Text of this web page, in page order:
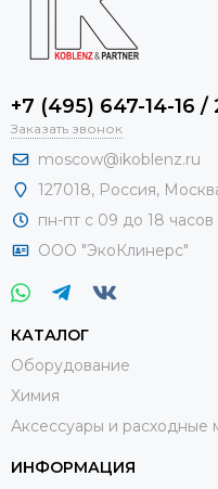
+7 (495) 647-14-16 /
Заказать звонок
moscow@ikoblenz.ru
127018, Россия,
пн-пт с 09 до 18 часов
ООО "ЭкоКлинерс"
КАТАЛОГ
Оборудование
Химия
Аксессуары и расходные
ИНФОРМАЦИЯ